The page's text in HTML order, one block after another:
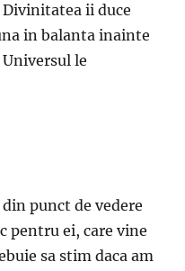
ii duce
in balanta inainte
Universul le
punct de vedere
pentru ei, care vine
sa stim daca am